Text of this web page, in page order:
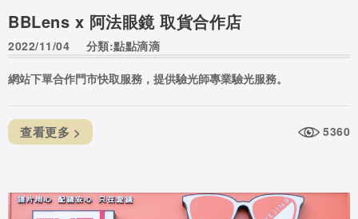
BBLens x 阿法眼鏡 取貨合作店
2022/11/04 分類:點點滴滴
網站下單合作門市快取服務，提供驗光師專業驗光服務。
查看更多 > 5360